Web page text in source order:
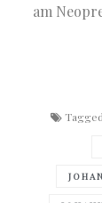
am